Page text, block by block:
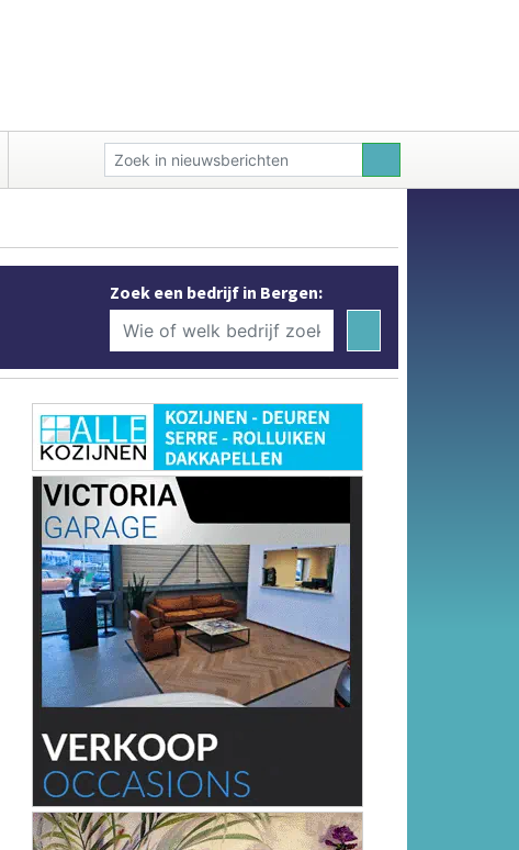
Zoek een bedrijf in Bergen: